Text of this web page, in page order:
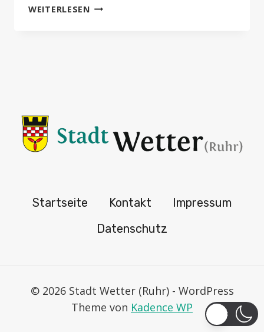
WEITERLESENANZEIGE
Startseite Kontakt
Impressum
Datenschutz
© 2026 Stadt Wetter (Ruhr) - WordPress
Theme von Kadence WP